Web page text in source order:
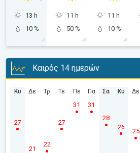
13 h
10 %
11 h
50 %
11 h
10 %
Καιρός 14 ημερών
Κυ
27
Δε
21
Τρ
22
Τε
27
Πε
31
Πα
31
Σα
28
Κυ
26
Δε
25